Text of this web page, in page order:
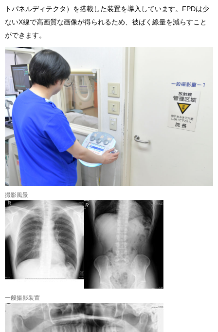
トパネルディテクタ）を搭載した装置を導入しています。FPDは少
ないX線で高画質な画像が得られるため、被ばく線量を減らすこと
ができます。
撮影風景
一般撮影装置